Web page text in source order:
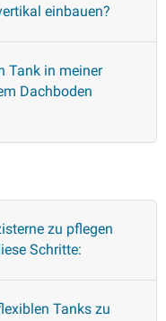
einbauen?
Tank in meiner
Dachboden
zu pflegen
Schritte:
Tanks zu